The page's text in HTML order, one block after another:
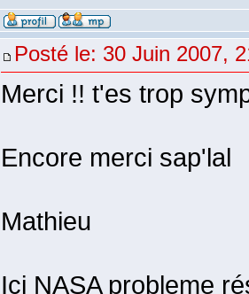
Posté le: 30 Juin 2007,
Merci !! t'es trop
Encore merci sap'lal
Mathieu
Ici NASA probleme